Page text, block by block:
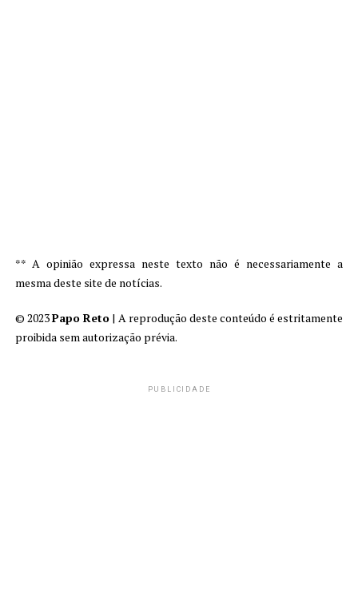
** A opinião expressa neste texto não é necessariamente a
mesma deste site de notícias.
© 2023Papo Reto | A reprodução deste conteúdo é estritamente
proibida sem autorização prévia.
PUBLICIDADE